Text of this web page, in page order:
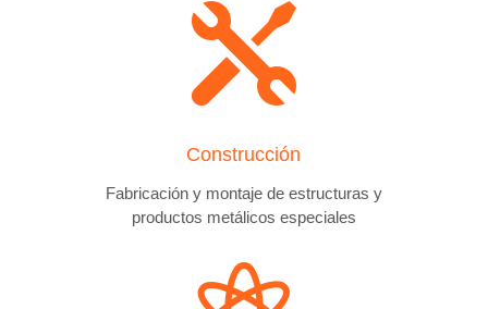

Construcción
Fabricación y montaje de estructuras y
productos metálicos especiales